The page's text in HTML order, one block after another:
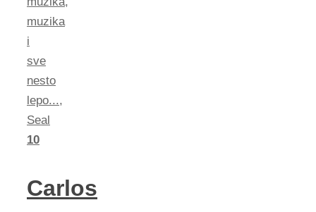
muzika
i
sve
nesto
lepo...,
Seal
10
Carlos